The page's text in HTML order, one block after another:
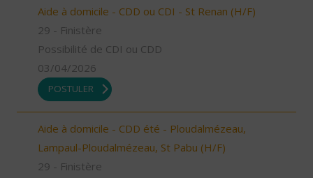
Aide à domicile - CDD ou CDI - St Renan (H/F)
29 - Finistère
Possibilité de CDI ou CDD
03/04/2026
POSTULER
Aide à domicile - CDD été - Ploudalmézeau,
Lampaul-Ploudalmézeau, St Pabu (H/F)
29 - Finistère